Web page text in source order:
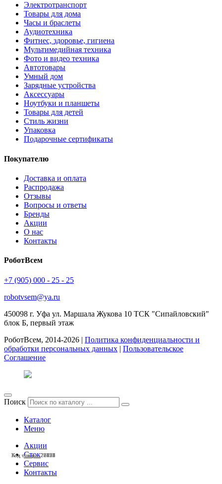
Код товара: 28428
Код товара: 28425
Код товара: 28424
Код товара: 28423
Код товара: 28377
Код товара: 28375
Код товара: 28132
Код товара: 28131
Код товара: 27799
Код товара: 27798
Код товара: 27633
Код товара: 27632
Электротранспорт
Товары для дома
Часы и браслеты
Аудиотехника
Фитнес, здоровье, гигиена
Мультимедийная техника
Фото и видео техника
Автотовары
Умный дом
Зарядные устройства
Аксессуары
Ноутбуки и планшеты
Товары для детей
Стиль жизни
Упаковка
Подарочные сертификаты
Покупателю
Доставка и оплата
Распродажа
Отзывы
Вопросы и ответы
Бренды
Акции
О нас
Контакты
РоботВсем
+7 (905) 000 - 25 - 25
robotvsem@ya.ru
450098 г. Уфа ул. Маршала Жукова 10 ТСК "Сипайловский"
блок Б, первый этаж
РоботВсем, 2014-2026 | Политика конфиденциальности и
обработки персональных данных | Пользовательское
Соглашение
Поиск
Каталог
Меню
Акции
Сток
Сервис
Контакты